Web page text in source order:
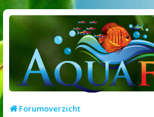
Forumoverzicht